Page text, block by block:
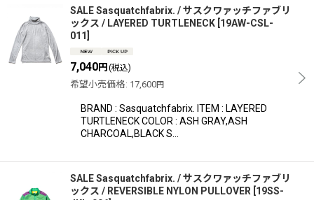
SALE Sasquatchfabrix. / サスクワァッチファブリ
ックス / LAYERED TURTLENECK 19AW-CSL-
011
7,040円 (税込)
希望小売価格: 17,600円
BRAND : Sasquatchfabrix. ITEM : LAYERED
TURTLENECK COLOR : ASH GRAY,ASH
CHARCOAL,BLACK S…
SALE Sasquatchfabrix. / サスクワァッチファブリ
ックス / REVERSIBLE NYLON PULLOVER 19SS-